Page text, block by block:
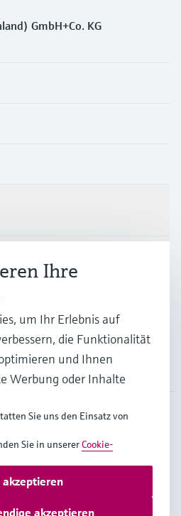
GmbH+Co. KG
Group Services AG
Datenschutz
Ihre
um Ihr Erlebnis auf
die Funktionalität
und Ihnen
Werbung oder Inhalte
Sie uns den Einsatz von
Sie in unsererCookie-
akzeptieren
akzeptieren